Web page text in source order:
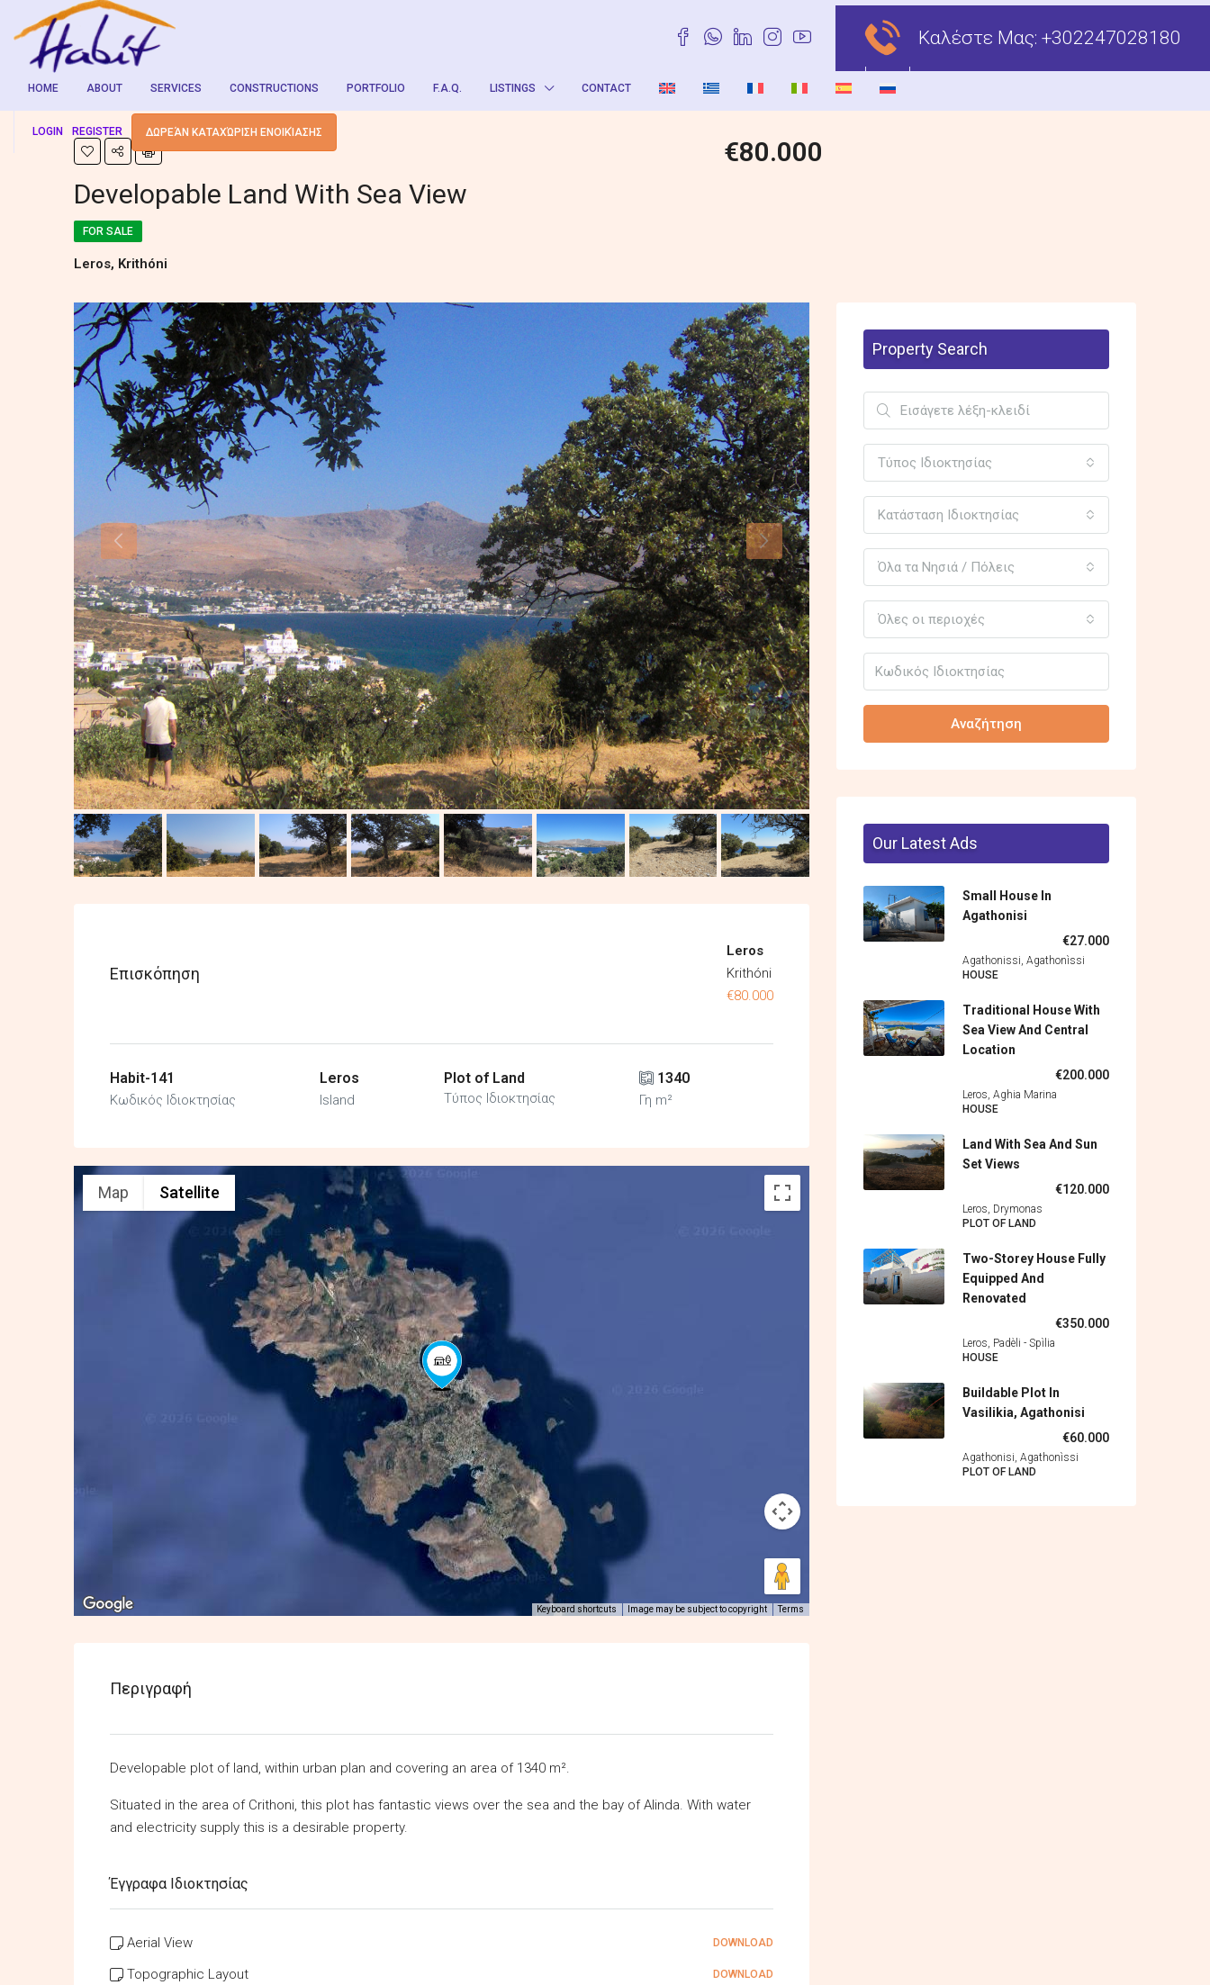
Καλέστε Μας: +302247028180
HOME ABOUT SERVICES CONSTRUCTIONS PORTFOLIO F.A.Q. LISTINGS CONTACT
LOGIN REGISTER ΔΩΡΕΆΝ ΚΑΤΑΧΏΡΙΣΗ ΕΝΟΙΚΊΑΣΗΣ
€80.000
Developable Land With Sea View
FOR SALE
Leros, Krithóni
Επισκόπηση
Leros
Krithóni
€80.000
Habit-141
Κωδικός Ιδιοκτησίας
Leros
Island
Plot of Land
Τύπος Ιδιοκτησίας
1340
Γη m²
Map Satellite
Keyboard shortcuts Image may be subject to copyright Terms
Περιγραφή
Developable plot of land, within urban plan and covering an area of 1340 m².
Situated in the area of Crithoni, this plot has fantastic views over the sea and the bay of Alinda. With water
and electricity supply this is a desirable property.
Έγγραφα Ιδιοκτησίας
Aerial View DOWNLOAD
Topographic Layout DOWNLOAD
Property Search
Τύπος Ιδιοκτησίας
Κατάσταση Ιδιοκτησίας
Όλα τα Νησιά / Πόλεις
Όλες οι περιοχές
Αναζήτηση
Our Latest Ads
Small House In
Agathonisi
€27.000
Agathonissi, Agathonìssi
HOUSE
Traditional House With
Sea View And Central
Location
€200.000
Leros, Aghia Marina
HOUSE
Land With Sea And Sun
Set Views
€120.000
Leros, Drymonas
PLOT OF LAND
Two-Storey House Fully
Equipped And
Renovated
€350.000
Leros, Padèli - Spìlia
HOUSE
Buildable Plot In
Vasilikia, Agathonisi
€60.000
Agathonisi, Agathonìssi
PLOT OF LAND